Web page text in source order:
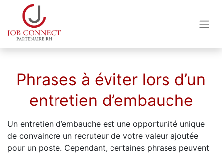
Phrases à éviter lors d’un
entretien d’embauche
Un entretien d’embauche est une opportunité unique
de convaincre un recruteur de votre valeur ajoutée
pour un poste. Cependant, certaines phrases peuvent